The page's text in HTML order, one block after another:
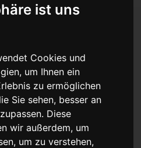
ist uns
Cookies und
um Ihnen ein
zu ermöglichen
Sie sehen, besser an
Diese
wir außerdem, um
um zu verstehen,
Tonio
gewinnt mit
den